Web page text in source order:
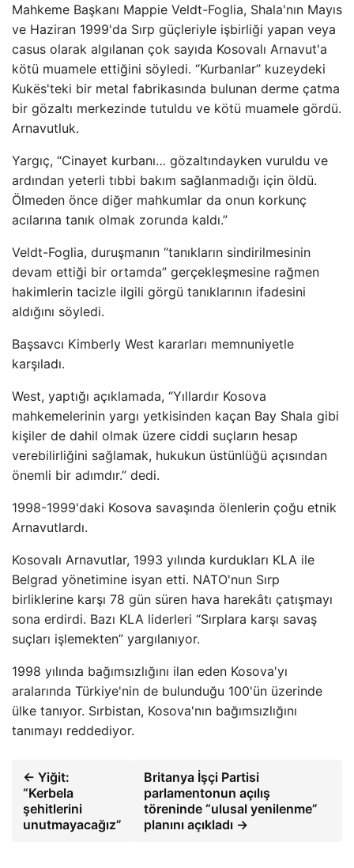
Mahkeme Başkanı Mappie Veldt-Foglia, Shala'nın Mayıs
ve Haziran 1999'da Sırp güçleriyle işbirliği yapan veya
casus olarak algılanan çok sayıda Kosovalı Arnavut'a
kötü muamele ettiğini söyledi. “Kurbanlar” kuzeydeki
Kukёs'teki bir metal fabrikasında bulunan derme çatma
bir gözaltı merkezinde tutuldu ve kötü muamele gördü.
Arnavutluk.
Yargıç, “Cinayet kurbanı… gözaltındayken vuruldu ve
ardından yeterli tıbbi bakım sağlanmadığı için öldü.
Ölmeden önce diğer mahkumlar da onun korkunç
acılarına tanık olmak zorunda kaldı.”
Veldt-Foglia, duruşmanın “tanıkların sindirilmesinin
devam ettiği bir ortamda” gerçekleşmesine rağmen
hakimlerin tacizle ilgili görgü tanıklarının ifadesini
aldığını söyledi.
Başsavcı Kimberly West kararları memnuniyetle
karşıladı.
West, yaptığı açıklamada, “Yıllardır Kosova
mahkemelerinin yargı yetkisinden kaçan Bay Shala gibi
kişiler de dahil olmak üzere ciddi suçların hesap
verebilirliğini sağlamak, hukukun üstünlüğü açısından
önemli bir adımdır.” dedi.
1998-1999'daki Kosova savaşında ölenlerin çoğu etnik
Arnavutlardı.
Kosovalı Arnavutlar, 1993 yılında kurdukları KLA ile
Belgrad yönetimine isyan etti. NATO'nun Sırp
birliklerine karşı 78 gün süren hava harekâtı çatışmayı
sona erdirdi. Bazı KLA liderleri “Sırplara karşı savaş
suçları işlemekten” yargılanıyor.
1998 yılında bağımsızlığını ilan eden Kosova'yı
aralarında Türkiye'nin de bulunduğu 100'ün üzerinde
ülke tanıyor. Sırbistan, Kosova'nın bağımsızlığını
tanımayı reddediyor.
← Yiğit:
“Kerbela
şehitlerini
unutmayacağız”
Britanya İşçi Partisi
parlamentonun açılış
töreninde “ulusal yenilenme”
planını açıkladı →